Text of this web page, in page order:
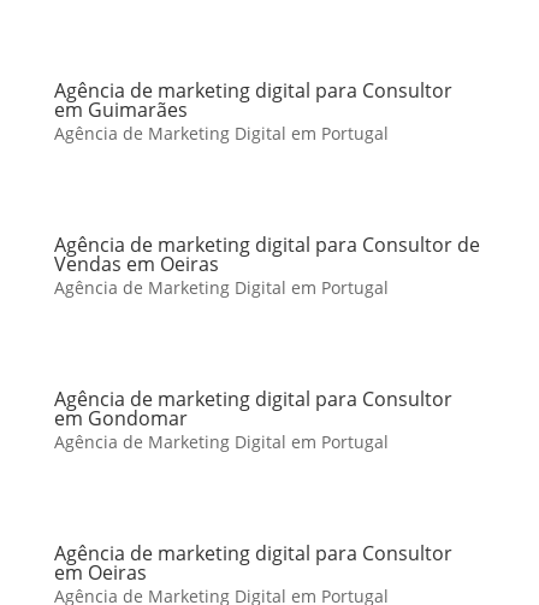
Agência de marketing digital para Consultor
em Guimarães
Agência de Marketing Digital em Portugal
Agência de marketing digital para Consultor de
Vendas em Oeiras
Agência de Marketing Digital em Portugal
Agência de marketing digital para Consultor
em Gondomar
Agência de Marketing Digital em Portugal
Agência de marketing digital para Consultor
em Oeiras
Agência de Marketing Digital em Portugal